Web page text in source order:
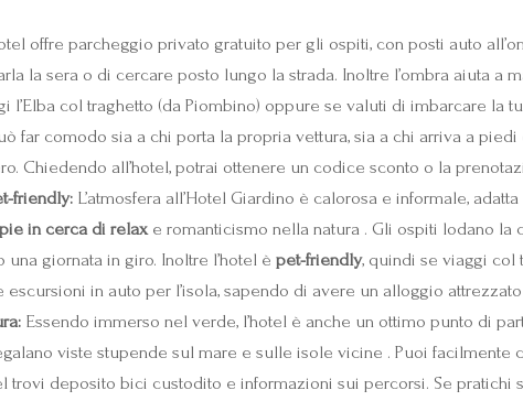
offre parcheggio privato gratuito per gli ospiti, con posti auto
la sera o di cercare posto lungo la strada. Inoltre l’ombra aiuta a
l’Elba col traghetto (da Piombino) oppure se valuti di imbarcare la
far comodo sia a chi porta la propria vettura, sia a chi arriva a
Chiedendo all’hotel, potrai ottenere un codice sconto o la
friendly: L’atmosfera all’Hotel Giardino è calorosa e informale, adatta
in cerca di relaxe romanticismo nella natura . Gli ospiti lodano la
giornata in giro. Inoltre l’hotel è pet-friendly, quindi se viaggi col
in auto per l’isola, sapendo di avere un alloggio
Essendo immerso nel verde, l’hotel è anche un ottimo punto di
viste stupende sul mare e sulle isole vicine . Puoi
trovi deposito bici custodito e informazioni sui percorsi. Se pratichi